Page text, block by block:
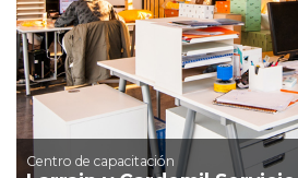
Centro de capacitación